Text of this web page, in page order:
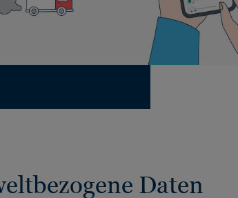
Daten